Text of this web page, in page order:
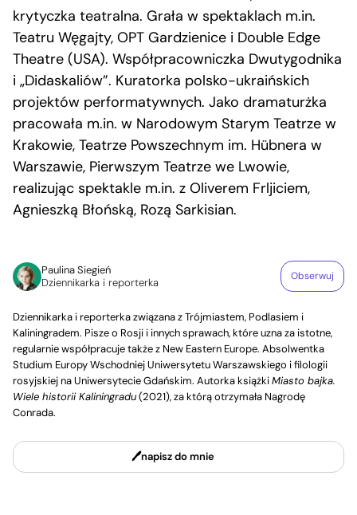
krytyczka teatralna. Grała w spektaklach m.in.
Teatru Węgajty, OPT Gardzienice i Double Edge
Theatre (USA). Współpracowniczka Dwutygodnika
i „Didaskaliów”. Kuratorka polsko-ukraińskich
projektów performatywnych. Jako dramaturżka
pracowała m.in. w Narodowym Starym Teatrze w
Krakowie, Teatrze Powszechnym im. Hübnera w
Warszawie, Pierwszym Teatrze we Lwowie,
realizując spektakle m.in. z Oliverem Frljiciem,
Agnieszką Błońską, Rozą Sarkisian.
Paulina Siegień
Dziennikarka i reporterka
Obserwuj
Dziennikarka i reporterka związana z Trójmiastem, Podlasiem i
Kaliningradem. Pisze o Rosji i innych sprawach, które uzna za istotne,
regularnie współpracuje także z New Eastern Europe. Absolwentka
Studium Europy Wschodniej Uniwersytetu Warszawskiego i filologii
rosyjskiej na Uniwersytecie Gdańskim. Autorka książkiMiasto bajka.
Wiele historii Kaliningradu(2021), za którą otrzymała Nagrodę
Conrada.
napisz do mnie